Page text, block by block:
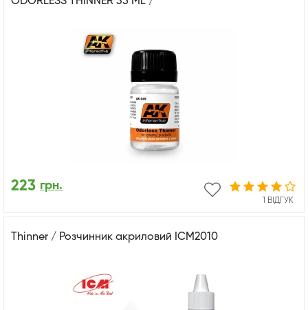
1 ВІДГУК
223 грн.
Thinner / Розчинник акриловий ICM2010